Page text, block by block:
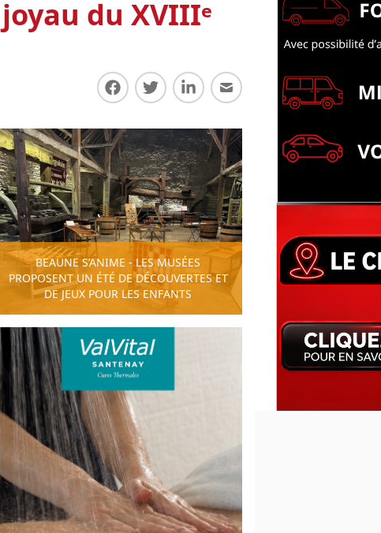
du XVIIIᵉ
Partager sur Facebook
Partager sur Twitter
Partager sur LinkedIn
Partager par E-mail
BEAUNE S’ANIME - LES MUSÉES
PROPOSENT UN ÉTÉ DE DÉCOUVERTES ET
DE JEUX POUR LES ENFANTS